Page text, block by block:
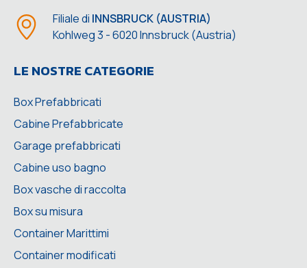
Filiale di INNSBRUCK (AUSTRIA)
Kohlweg 3 - 6020 Innsbruck (Austria)
LE NOSTRE CATEGORIE
Box Prefabbricati
Cabine Prefabbricate
Garage prefabbricati
Cabine uso bagno
Box vasche di raccolta
Box su misura
Container Marittimi
Container modificati